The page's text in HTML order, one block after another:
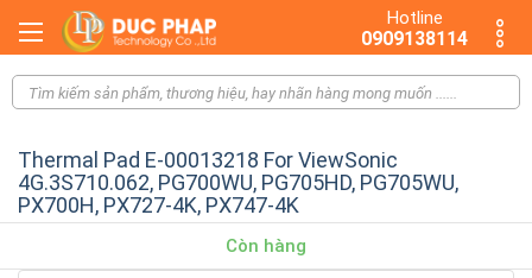
Hotline
0909138114
Thermal Pad E-00013218 For ViewSonic
4G.3S710.062, PG700WU, PG705HD, PG705WU,
PX700H, PX727-4K, PX747-4K
Còn hàng